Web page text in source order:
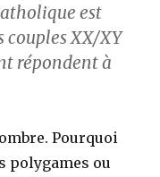
est
couples XX/XY
répondent à
Pourquoi
polygames ou